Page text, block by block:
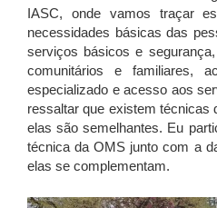
IASC, onde vamos traçar
necessidades básicas das
serviços básicos e
comunitários e familiares,
especializado e acesso aos
ressaltar que existem técnicas
elas são semelhantes. Eu
técnica da OMS junto com a
elas se complementam.